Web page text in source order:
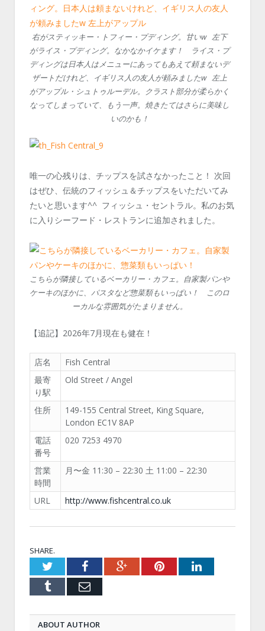
右がスティッキー・トフィー・プディング。甘いw 左下
がライス・プディング。なかなかイケます！ ライス・プ
ディングは日本人はメニューにあってもあえて頼まないデ
ザートだけれど、イギリス人の友人が頼みましたw 左上
がアップル・シュトゥルーデル。クラスト部分が柔らかく
なってしまっていて、もう一声。焼きたてはさらに美味し
いのかも！
唯一の心残りは、チップスを試さなかったこと！ 次回
はぜひ、伝統のフィッシュ＆チップスをいただいてみ
たいと思います^^ フィッシュ・セントラル。私のお気
に入りシーフード・レストランに追加されました。
こちらが隣接しているベーカリー・カフェ。自家製パンや
ケーキのほかに、パスタなど惣菜類もいっぱい！ このロ
ーカルな雰囲気がたまりません。
【追記】2026年7月現在も健在！
店名
Fish Central
最寄
り駅
Old Street / Angel
住所
149-155 Central Street, King Square,
London EC1V 8AP
電話
番号
020 7253 4970
営業
時間
月〜金 11:30 – 22:30 土 11:00 – 22:30
URL http://www.fishcentral.co.uk
SHARE.
TwitterFacebookGoogle+PinterestLinkedIn
Tumblr Email
ABOUT AUTHOR